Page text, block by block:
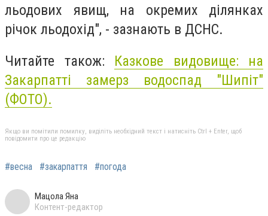
льодових явищ, на окремих ділянках
річок льодохід", - зазнають в ДСНС.
Читайте також: Казкове видовище: на
Закарпатті замерз водоспад "Шипіт"
(ФОТО).
Якщо ви помітили помилку, виділіть необхідний текст і натисніть Ctrl + Enter, щоб
повідомити про це редакцію
#весна #закарпаття #погода
Мацола Яна
Контент-редактор